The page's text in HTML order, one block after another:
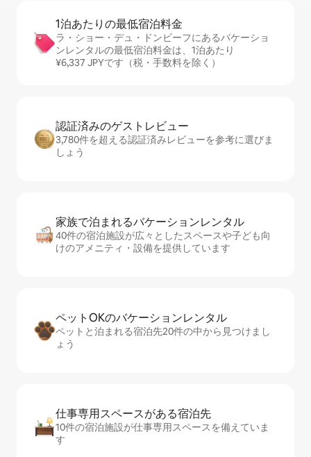
1泊あたりの最⁠低⁠宿⁠泊⁠料⁠金
ラ・ショー・デュ・ドンビーフにあるバケーショ
ンレンタルの最低宿泊料金は、1泊あたり
¥6,337 JPYです（税・手数料を除く）
認証済みのゲ⁠ス⁠ト⁠レ⁠ビ⁠ュ⁠ー
3,780件を超える認証済みレビューを参考に選びま
しょう
家族で泊まれるバ⁠ケ⁠ー⁠シ⁠ョ⁠ンレ⁠ン⁠タ⁠ル
40件の宿泊施設が広々としたスペースや子ども向
けのアメニティ・設備を提供しています
ペットOKのバ⁠ケ⁠ー⁠シ⁠ョ⁠ンレ⁠ン⁠タ⁠ル
ペットと泊まれる宿泊先20件の中から見つけまし
ょう
仕事専用ス⁠ペ⁠ー⁠スがあ⁠る宿⁠泊⁠先
10件の宿泊施設が仕事専用スペースを備えていま
す